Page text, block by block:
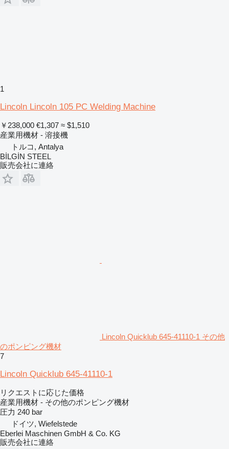
1
Lincoln Lincoln 105 PC Welding Machine
￥238,000 €1,307 ≈ $1,510
産業用機材 - 溶接機
トルコ, Antalya
BİLGİN STEEL
販売会社に連絡
Lincoln Quicklub 645-41110-1 その他
のポンピング機材
7
Lincoln Quicklub 645-41110-1
リクエストに応じた価格
産業用機材 - その他のポンピング機材
圧力 240 bar
ドイツ, Wiefelstede
Eberlei Maschinen GmbH & Co. KG
販売会社に連絡